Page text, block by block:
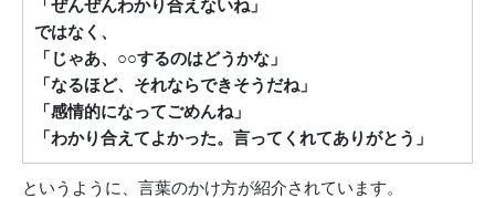
「ぜんぜんわかり合えないね」
ではなく、
「じゃあ、○○するのはどうかな」
「なるほど、それならできそうだね」
「感情的になってごめんね」
「わかり合えてよかった。言ってくれてありがとう」
というように、言葉のかけ方が紹介されています。